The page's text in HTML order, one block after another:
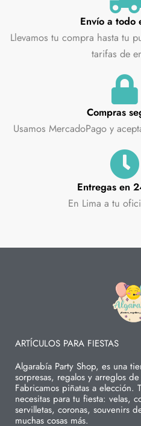
Envío a todo
Llevamos tu compra hasta tu
tarifas de
Compras
Usamos MercadoPago y
Entregas en
En Lima a tu
ARTÍCULOS PARA FIESTAS
Algarabía Party Shop, es una
sorpresas, regalos y arreglos
Fabricamos piñatas a elección.
necesitas para tu fiesta: velas,
servilletas, coronas, souvenirs
muchas cosas más.